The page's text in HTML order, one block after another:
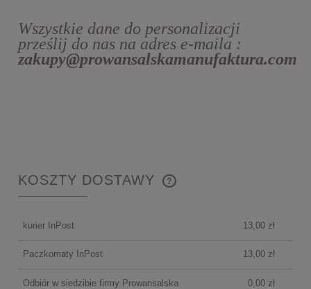
Wszystkie dane do personalizacji
prześlij do nas na adres e-maila :
zakupy@prowansalskamanufaktura.com
KOSZTY DOSTAWY
CENA NIE ZAWIERA EWENTUALNYCH KOSZTÓW
kurier InPost 13,00 zł
Paczkomaty InPost 13,00 zł
Odbiór w siedzibie firmy Prowansalska
0,00 zł